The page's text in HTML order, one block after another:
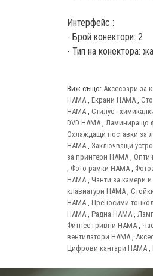
Интерфейс :
- Брой конектори: 2
- Тип на конектора:
Виж също: Аксесоари за
HAMA
Екрани HAMA
HAMA
Стилус -
DVD HAMA
Ламиниращо
Охлаждащи поставки за
HAMA
Заключващи
за принтери HAMA
Фото рамки HAMA
HAMA
Чанти за камери
клавиатури HAMA
HAMA
Преносими
HAMA
Радиа HAMA
Фитнес гривни HAMA
вентилатори HAMA
Цифрови кантари HAMA